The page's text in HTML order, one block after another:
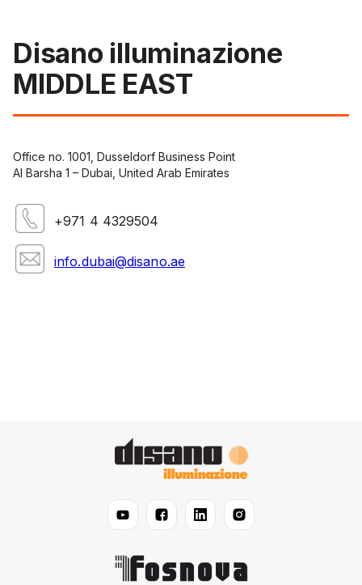
Disano illuminazione
MIDDLE EAST
Office no. 1001, Dusseldorf Business Point
Al Barsha 1 – Dubai, United Arab Emirates
+971 4 4329504
info.dubai@disano.ae